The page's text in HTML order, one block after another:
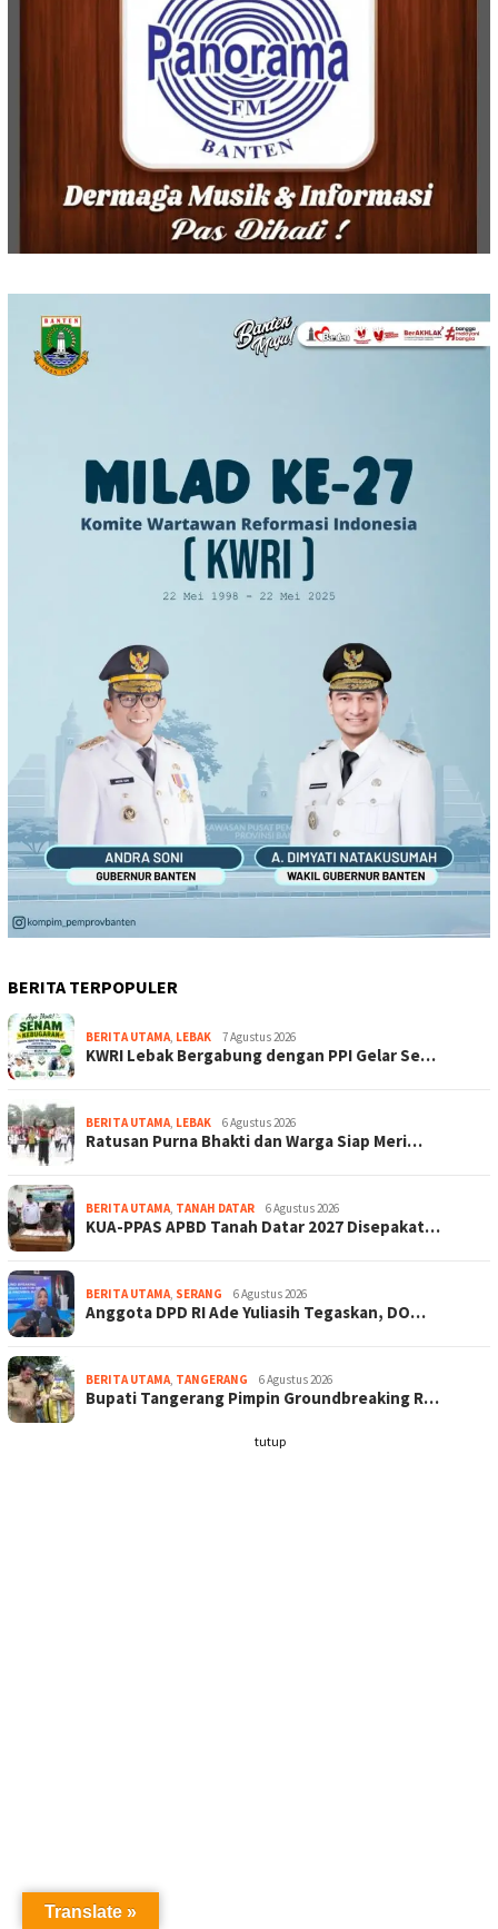
BERITA TERPOPULER
BERITA UTAMA, LEBAK 7 Agustus 2026
KWRI Lebak Bergabung dengan PPI Gelar Se…
BERITA UTAMA, LEBAK 6 Agustus 2026
Ratusan Purna Bhakti dan Warga Siap Meri…
BERITA UTAMA, TANAH DATAR 6 Agustus 2026
KUA-PPAS APBD Tanah Datar 2027 Disepakat…
BERITA UTAMA, SERANG 6 Agustus 2026
Anggota DPD RI Ade Yuliasih Tegaskan, DO…
BERITA UTAMA, TANGERANG 6 Agustus 2026
Bupati Tangerang Pimpin Groundbreaking R…
tutup
Translate »